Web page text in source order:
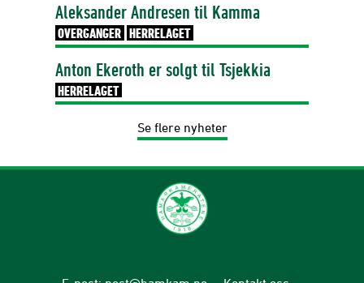
Aleksander Andresen til Kamma
OVERGANGER HERRELAGET
Anton Ekeroth er solgt til Tsjekkia
HERRELAGET
Se flere nyheter